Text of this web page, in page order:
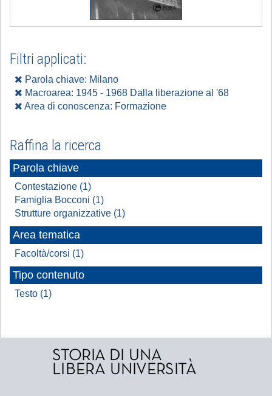
Filtri applicati:
Parola chiave: Milano
Macroarea: 1945 - 1968 Dalla liberazione al '68
Area di conoscenza: Formazione
Raffina la ricerca
Parola chiave
Contestazione (1)
Famiglia Bocconi (1)
Strutture organizzative (1)
Area tematica
Facoltà/corsi (1)
Tipo contenuto
Testo (1)